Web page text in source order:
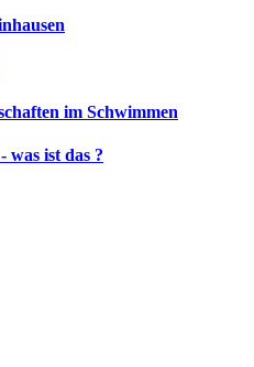
im Schwimmen
was ist das ?